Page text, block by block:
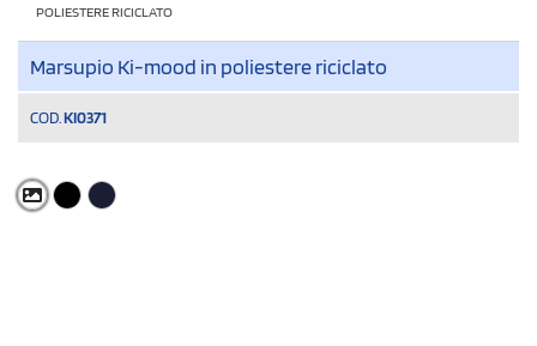
POLIESTERE RICICLATO
Marsupio Ki-mood in poliestere riciclato
COD. KI0371